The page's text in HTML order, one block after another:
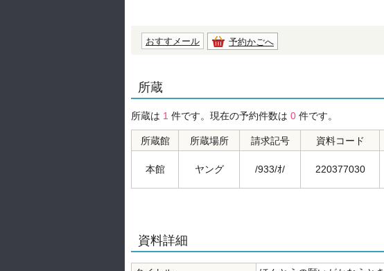
おすすメール 予約かごへ
所蔵
所蔵は 1 件です。現在の予約件数は 0 件です。
所蔵館 所蔵場所 請求記号 資料コード
本館 ヤング /933/ｵ/ 220377030
資料詳細